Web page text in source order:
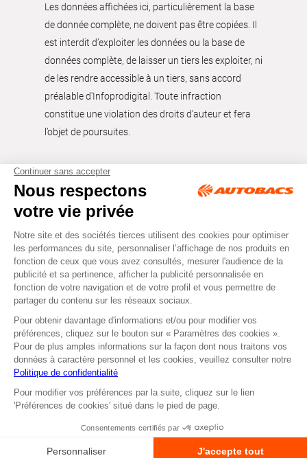
ou
Non disponible en retrait
Les données affichées ici, particulièrement la base
de donnée complète, ne doivent pas être copiées. Il
est interdit d’exploiter les données ou la base de
données complète, de laisser un tiers les exploiter, ni
de les rendre accessible à un tiers, sans accord
préalable d'Infoprodigital. Toute infraction
constitue une violation des droits d’auteur et fera
l’objet de poursuites.
Tous droits réservés © Autobacs
Mentions légales RGPD
Cookies CGV
Facebook Instagram